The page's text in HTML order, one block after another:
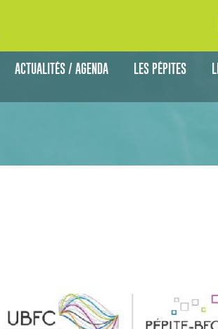
ACTUALITÉS / AGENDA LES PÉPITES